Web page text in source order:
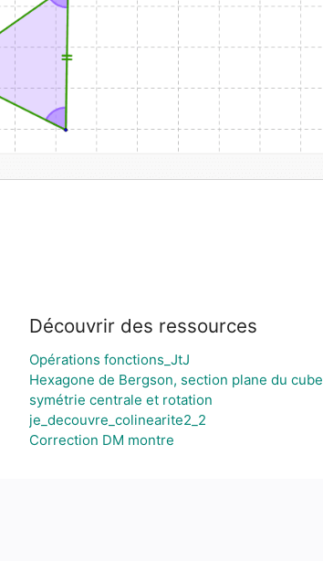
Découvrir des ressources
Opérations fonctions_JtJ
Hexagone de Bergson, section plane du cube
symétrie centrale et rotation
je_decouvre_colinearite2_2
Correction DM montre